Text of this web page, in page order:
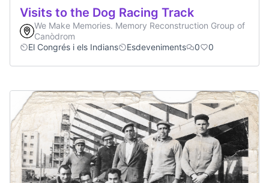
Visits to the Dog Racing Track
We Make Memories. Memory Reconstruction Group of
Canòdrom
El Congrés i els Indians
Esdeveniments 0 0